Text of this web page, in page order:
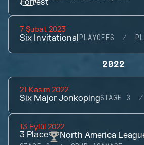
7 Şubat 2023
Six Invitational PLAYOFFS
2022
21 Kasım 2022
Six Major JonkopingSTAGE 3
13 Eylül 2022
3 Place North America